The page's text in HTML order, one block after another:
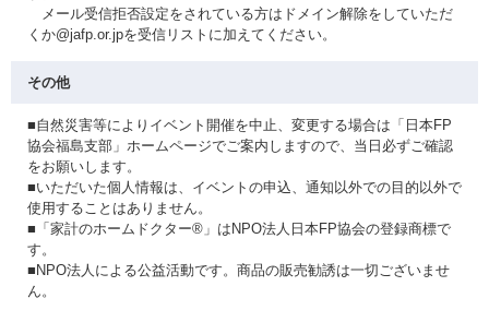
メール受信拒否設定をされている方はドメイン解除をしていただ
くか@jafp.or.jpを受信リストに加えてください。
その他
■自然災害等によりイベント開催を中止、変更する場合は「日本FP
協会福島支部」ホームページでご案内しますので、当日必ずご確認
をお願いします。
■いただいた個人情報は、イベントの申込、通知以外での目的以外で
使用することはありません。
■「家計のホームドクター®」はNPO法人日本FP協会の登録商標で
す。
■NPO法人による公益活動です。商品の販売勧誘は一切ございませ
ん。